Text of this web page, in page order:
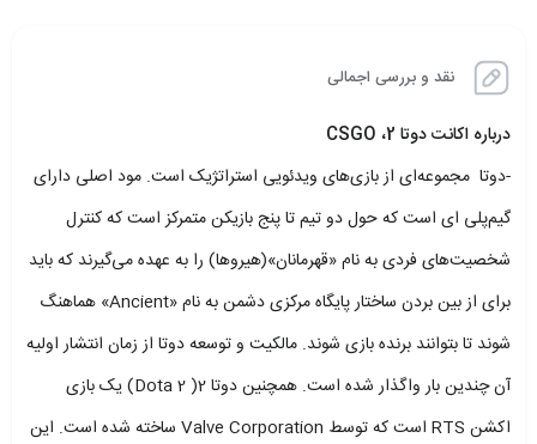
نقد و بررسی اجمالی
درباره اکانت دوتا 2،
CSGO
-دوتا مجموعه‌ای از بازی‌های ویدئویی استراتژیک است. مود اصلی دارای
گیم‌پلی ای است که حول دو تیم تا پنج بازیکن متمرکز است که کنترل
شخصیت‌های فردی به نام «قهرمانان»(هیروها) را به عهده می‌گیرند که باید
برای از بین بردن ساختار پایگاه مرکزی دشمن به نام «Ancient» هماهنگ
شوند تا بتوانند برنده بازی شوند. مالکیت و توسعه دوتا از زمان انتشار اولیه
آن چندین بار واگذار شده است. همچنین دوتا 2( Dota 2) یک بازی
اکشن RTS است که توسط Valve Corporation ساخته شده است. این